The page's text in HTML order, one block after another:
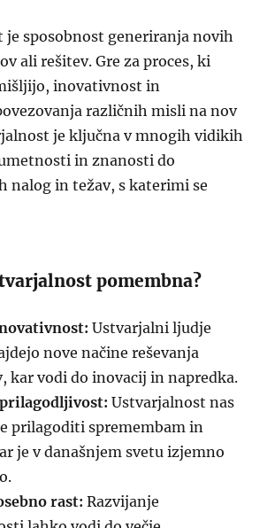
je sposobnost generiranja novih
ali rešitev. Gre za proces, ki
inovativnost in
različnih misli na nov
je ključna v mnogih vidikih
in znanosti do
nalog in težav, s katerimi se
pomembna?
Ustvarjalni ljudje
nove načine reševanja
kar vodi do inovacij in napredka.
Ustvarjalnost nas
prilagoditi spremembam in
je v današnjem svetu izjemno
rast: Razvijanje